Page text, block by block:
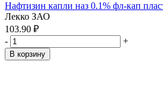
Нафтизин капли наз 0.1% фл-кап
Лекко ЗАО
103.90 ₽
-
+
В корзину